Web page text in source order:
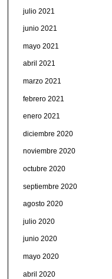
julio 2021
junio 2021
mayo 2021
abril 2021
marzo 2021
febrero 2021
enero 2021
diciembre 2020
noviembre 2020
octubre 2020
septiembre 2020
agosto 2020
julio 2020
junio 2020
mayo 2020
abril 2020